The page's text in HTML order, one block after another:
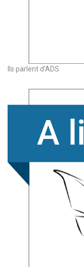
Ils parlent d'ADS